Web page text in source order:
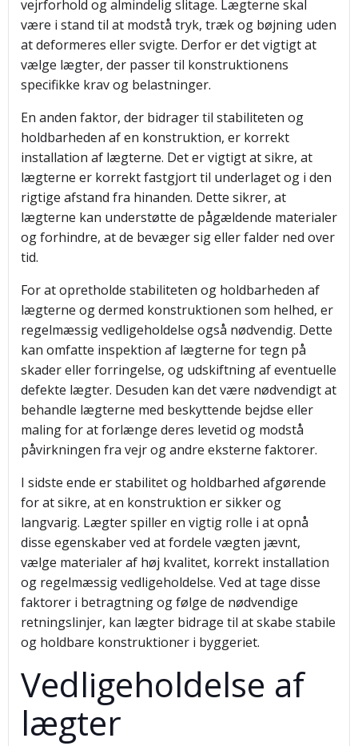
vejrforhold og almindelig slitage. Lægterne skal
være i stand til at modstå tryk, træk og bøjning uden
at deformeres eller svigte. Derfor er det vigtigt at
vælge lægter, der passer til konstruktionens
specifikke krav og belastninger.
En anden faktor, der bidrager til stabiliteten og
holdbarheden af en konstruktion, er korrekt
installation af lægterne. Det er vigtigt at sikre, at
lægterne er korrekt fastgjort til underlaget og i den
rigtige afstand fra hinanden. Dette sikrer, at
lægterne kan understøtte de pågældende materialer
og forhindre, at de bevæger sig eller falder ned over
tid.
For at opretholde stabiliteten og holdbarheden af
lægterne og dermed konstruktionen som helhed, er
regelmæssig vedligeholdelse også nødvendig. Dette
kan omfatte inspektion af lægterne for tegn på
skader eller forringelse, og udskiftning af eventuelle
defekte lægter. Desuden kan det være nødvendigt at
behandle lægterne med beskyttende bejdse eller
maling for at forlænge deres levetid og modstå
påvirkningen fra vejr og andre eksterne faktorer.
I sidste ende er stabilitet og holdbarhed afgørende
for at sikre, at en konstruktion er sikker og
langvarig. Lægter spiller en vigtig rolle i at opnå
disse egenskaber ved at fordele vægten jævnt,
vælge materialer af høj kvalitet, korrekt installation
og regelmæssig vedligeholdelse. Ved at tage disse
faktorer i betragtning og følge de nødvendige
retningslinjer, kan lægter bidrage til at skabe stabile
og holdbare konstruktioner i byggeriet.
Vedligeholdelse af
lægter